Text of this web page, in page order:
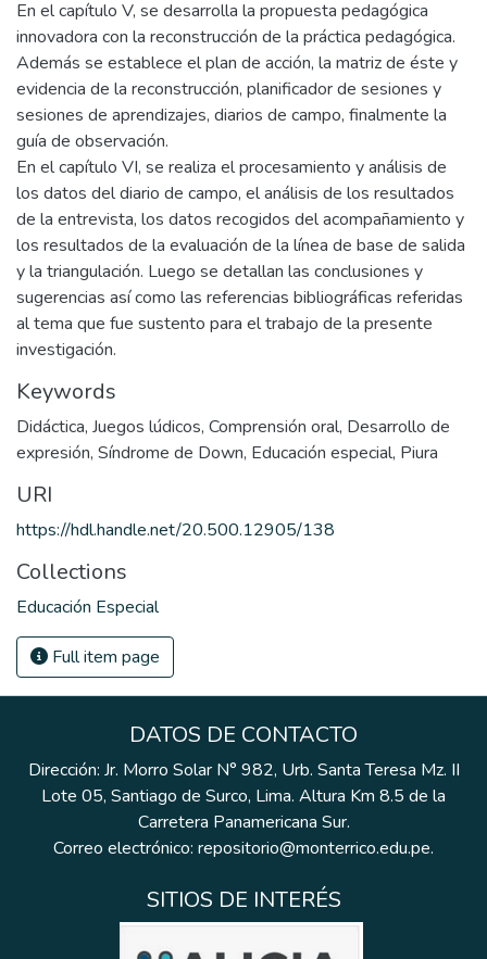
En el capítulo V, se desarrolla la propuesta pedagógica
innovadora con la reconstrucción de la práctica pedagógica.
Además se establece el plan de acción, la matriz de éste y
evidencia de la reconstrucción, planificador de sesiones y
sesiones de aprendizajes, diarios de campo, finalmente la
guía de observación.
En el capítulo VI, se realiza el procesamiento y análisis de
los datos del diario de campo, el análisis de los resultados
de la entrevista, los datos recogidos del acompañamiento y
los resultados de la evaluación de la línea de base de salida
y la triangulación. Luego se detallan las conclusiones y
sugerencias así como las referencias bibliográficas referidas
al tema que fue sustento para el trabajo de la presente
investigación.
Keywords
Didáctica, Juegos lúdicos, Comprensión oral, Desarrollo de
expresión, Síndrome de Down, Educación especial, Piura
URI
https://hdl.handle.net/20.500.12905/138
Collections
Educación Especial
Full item page
DATOS DE CONTACTO
Dirección: Jr. Morro Solar N° 982, Urb. Santa Teresa Mz. II
Lote 05, Santiago de Surco, Lima. Altura Km 8.5 de la
Carretera Panamericana Sur.
Correo electrónico: repositorio@monterrico.edu.pe.
SITIOS DE INTERÉS